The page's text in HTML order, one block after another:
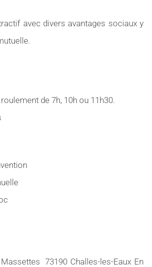
avec divers avantages sociaux y
de 7h, 10h ou 11h30.
73190 Challes-les-Eaux En